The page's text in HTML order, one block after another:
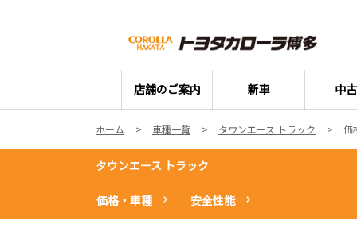
店舗のご案内 新車 中
ホーム 車種一覧 タウンエース トラック 価
タウンエース トラック
価格・車種 安全性能